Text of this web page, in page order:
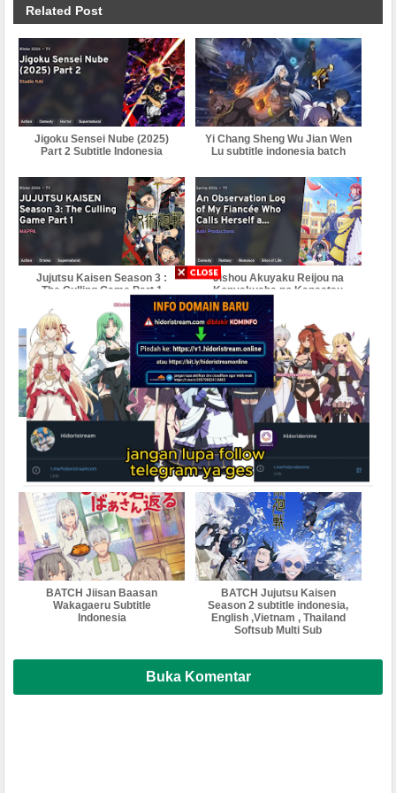
Related Post
Jigoku Sensei Nube (2025)
Part 2 Subtitle Indonesia
Yi Chang Sheng Wu Jian Wen
Lu subtitle indonesia batch
Jujutsu Kaisen Season 3 :
The Culling Game Part 1
Subtitle Indonesia
Jishou Akuyaku Reijou na
Konyakusha no Kansatsu
Kiroku Subtitle Indonesia
BATCH Jaku-Chara
Tomozaki-kun season 2
Subtitle Indonesia
BATCH Jitsu wa Ore,
Saikyou deshita? Subtitle
Indonesia , English ,Vietnam ,
Thailand Softsub Multi Sub
BATCH Jiisan Baasan
Wakagaeru Subtitle
Indonesia
BATCH Jujutsu Kaisen
Season 2 subtitle indonesia,
English ,Vietnam , Thailand
Softsub Multi Sub
Buka Komentar